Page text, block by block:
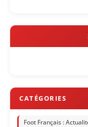
Foot Français :